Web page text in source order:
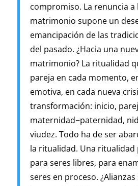
compromiso. La renuncia
matrimonio supone un
emancipación de las
del pasado. ¿Hacia una
matrimonio? La ritualidad
pareja en cada momento,
emotiva, en cada nueva
transformación: inicio,
maternidad−paternidad,
viudez. Todo ha de ser
la ritualidad. Una ritualidad
para seres libres, para
seres en proceso.